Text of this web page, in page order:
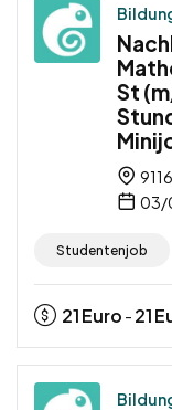
St
03/
Studentenjob
21Euro - 21